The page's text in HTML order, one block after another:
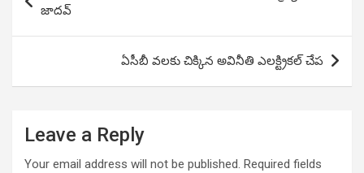
navigation
జాదవ్‌
ఏసీబీ వలకు చిక్కిన అవినీతి ఎలక్ట్రికల్ చేప
Leave a Reply
Your email address will not be published. Required fields